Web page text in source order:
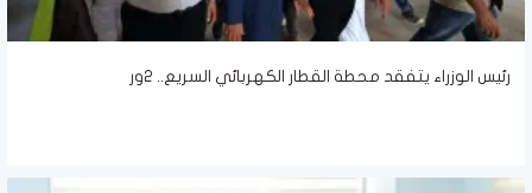
رئيس الوزراء يتفقد محطة القطار الكهربائي السريع.. 2ور